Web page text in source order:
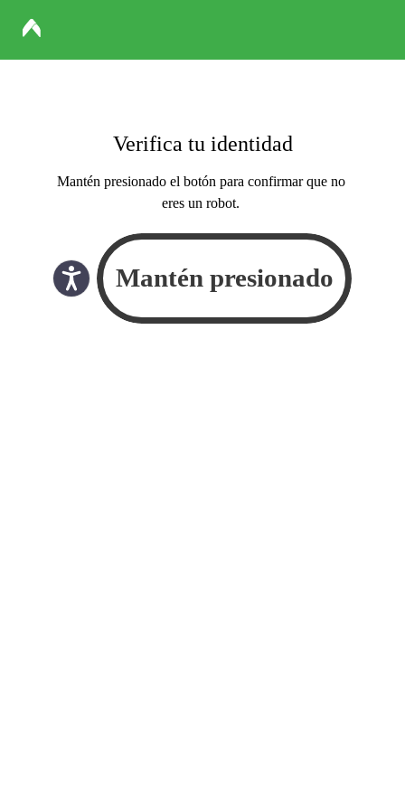
Verifica tu identidad
Mantén presionado el botón para confirmar que no
eres un robot.